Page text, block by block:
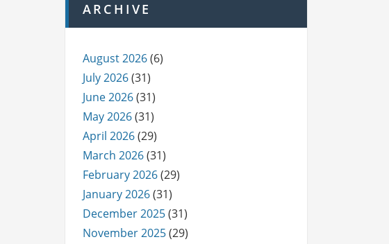
ARCHIVE
August 2026(6)
July 2026(31)
June 2026(31)
May 2026(31)
April 2026(29)
March 2026(31)
February 2026(29)
January 2026(31)
December 2025(31)
November 2025(29)